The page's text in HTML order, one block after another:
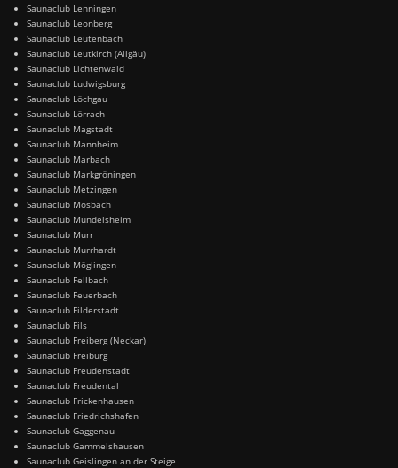
Saunaclub Lenningen
Saunaclub Leonberg
Saunaclub Leutenbach
Saunaclub Leutkirch (Allgäu)
Saunaclub Lichtenwald
Saunaclub Ludwigsburg
Saunaclub Löchgau
Saunaclub Lörrach
Saunaclub Magstadt
Saunaclub Mannheim
Saunaclub Marbach
Saunaclub Markgröningen
Saunaclub Metzingen
Saunaclub Mosbach
Saunaclub Mundelsheim
Saunaclub Murr
Saunaclub Murrhardt
Saunaclub Möglingen
Saunaclub Fellbach
Saunaclub Feuerbach
Saunaclub Filderstadt
Saunaclub Fils
Saunaclub Freiberg (Neckar)
Saunaclub Freiburg
Saunaclub Freudenstadt
Saunaclub Freudental
Saunaclub Frickenhausen
Saunaclub Friedrichshafen
Saunaclub Gaggenau
Saunaclub Gammelshausen
Saunaclub Geislingen an der Steige